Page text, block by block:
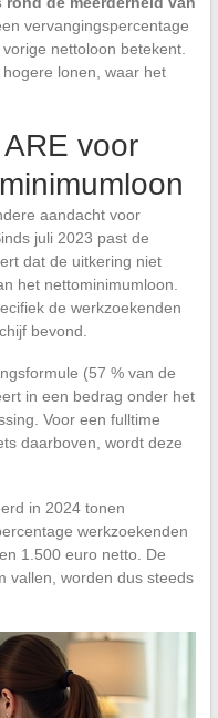
vervangingspercentage
nettoloon betekent.
lonen, waar het
voor
aandacht voor
juli 2023 past de
dat de uitkering niet
het nettominimumloon.
de werkzoekenden
bevond.
(57 % van de
in een bedrag onder het
Voor een fulltime
daarboven, wordt deze
in 2024 tonen
werkzoekenden
1.500 euro netto. De
vallen, worden dus steeds